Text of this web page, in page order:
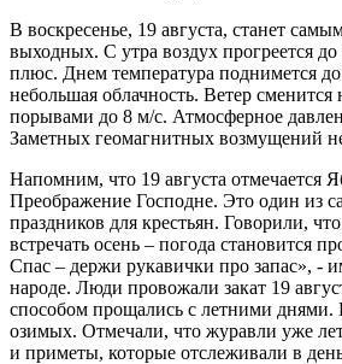
В воскресенье, 19 августа, станет
выходных. С утра воздух прогреется до
плюс. Днем температура поднимется до
небольшая облачность. Ветер
порывами до 8 м/с. Атмосферное
Заметных геомагнитных возмущений
Напомним, что 19 августа отмечается
Преображение Господне. Это один из
праздников для крестьян. Говорили,
встречать осень – погода становится
Спас – держи рукавички про запас», -
народе. Люди провожали закат 19
способом прощались с летними днями.
озимых. Отмечали, что журавли уже
и приметы, которые отслеживали в